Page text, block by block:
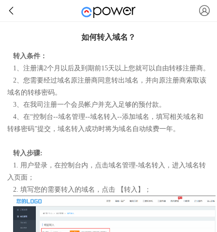
如何转入域名？
转入条件：
1、注册满2个月以后及到期前15天以上您就可以自由转移注册商。
2、您需要经过域名原注册商同意转出域名，并向原注册商索取该
域名的转移密码。
3、在我司注册一个会员帐户并充入足够的预付款。
4、在“控制台--域名管理--域名转入--添加域名，填写相关域名和
转移密码”提交，域名转入成功时将为域名自动续费一年。
转入步骤:
1. 用户登录，在控制台内，点击域名管理-域名转入，进入域名转
入页面；
2. 填写您的需要转入的域名，点击 【转入】；